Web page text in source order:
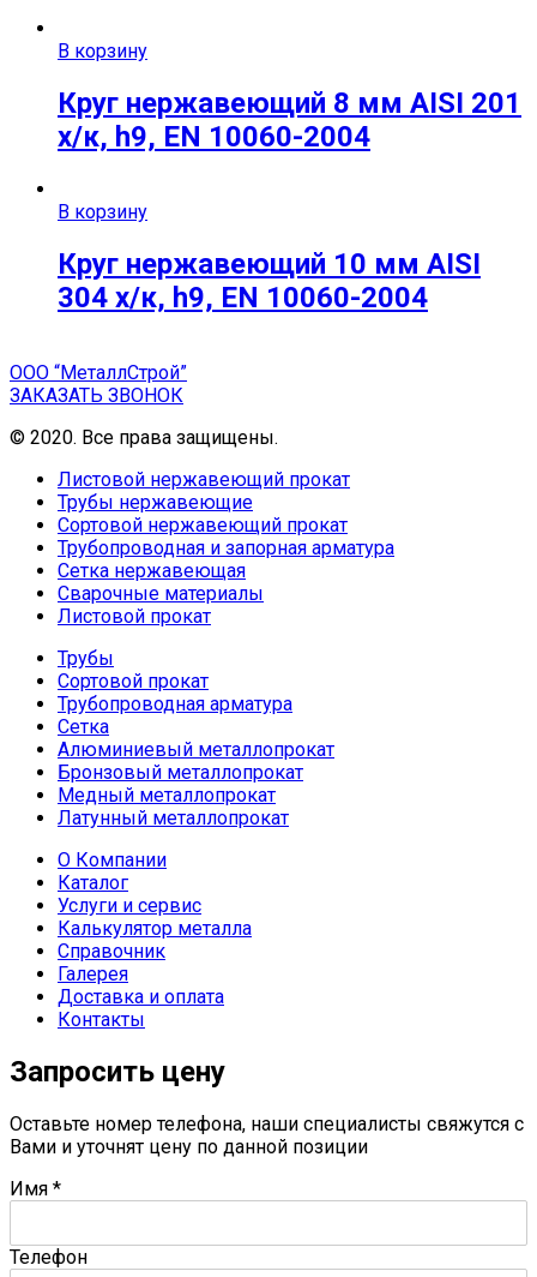
В корзину
Круг нержавеющий 8 мм AISI 201
х/к, h9, EN 10060-2004
В корзину
Круг нержавеющий 10 мм AISI
304 х/к, h9, EN 10060-2004
ООО “МеталлСтрой”
ЗАКАЗАТЬ ЗВОНОК
© 2020. Все права защищены.
Листовой нержавеющий прокат
Трубы нержавеющие
Сортовой нержавеющий прокат
Трубопроводная и запорная арматура
Сетка нержавеющая
Сварочные материалы
Листовой прокат
Трубы
Сортовой прокат
Трубопроводная арматура
Сетка
Алюминиевый металлопрокат
Бронзовый металлопрокат
Медный металлопрокат
Латунный металлопрокат
О Компании
Каталог
Услуги и сервис
Калькулятор металла
Справочник
Галерея
Доставка и оплата
Контакты
Запросить цену
Оставьте номер телефона, наши специалисты свяжутся с
Вами и уточнят цену по данной позиции
Имя *
Телефон